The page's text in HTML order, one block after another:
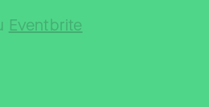
Eventbrite